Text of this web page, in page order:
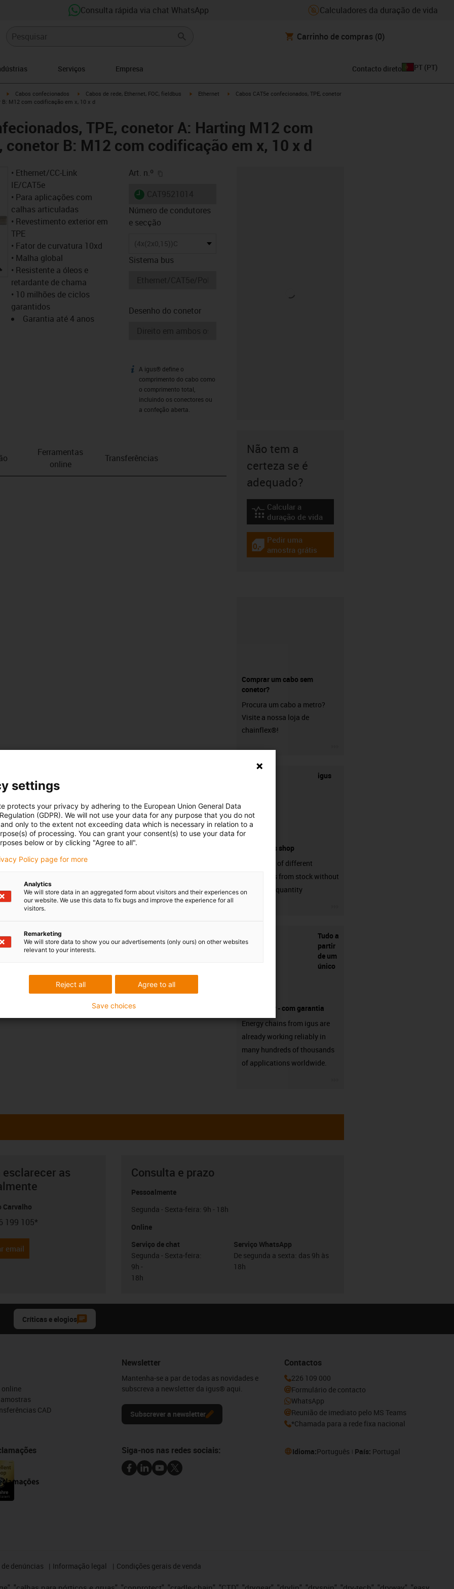
Consulta rápida via chat WhatsApp Calculadores da duração de vida
Carrinho de compras (0)
Serviços Empresa Contacto direto PT (PT)
igus-icon-arrow-right
Cabos confecionados igus-icon-arrow-right
Cabos de rede, Ethernet, FOC, fieldbus igus-icon-arrow-right
Ethernet igus-icon-arrow-right
Cabos CAT5e confecionados, TPE, conetor
M12 com codificação em x, 10 x d
TPE, conetor A: Harting M12 com
B: M12 com codificação em x, 10 x d
igus-icon-lupe
• Ethernet/CC-Link
IE/CAT5e
• Para aplicações com
calhas articuladas
• Revestimento exterior em
TPE
• Fator de curvatura 10xd
• Malha global
• Resistente a óleos e
retardante de chama
• 10 milhões de ciclos
garantidos
Garantia até 4 anos
Art. n.º
igus-icon-lieferzeit
Número de condutores
e secção
(4x(2x0,15))C
Sistema bus
Desenho do conetor
igus-icon-info
A igus® define o
comprimento do cabo como
o comprimento total,
incluindo os conectores ou
a confeção aberta.
Ferramentas
online
Transferências
Não tem a
certeza se é
adequado?
igus-icon-lebensdauerrechner
Calcular a
duração de vida
igus-icon-gratismuster
Pedir uma
amostra grátis
Comprar um cabo sem
conetor?
Procura um cabo a metro?
Visite a nossa loja de
chainflex®!
igus
connectors shop
big variaty of different
connectors from stock without
min. order quantity
Tudo a
partir
de um
único
fornecedor - com garantia
Energy chains from igus are
already working reliably in
many hundreds of thousands
of applications worldwide.
as
Carvalho
phone
199 105*
email
Consulta e prazo
Pessoalmente
Segunda - Sexta-feira: 9h - 18h
Online
Serviço de chat
Segunda - Sexta-feira:
9h -
18h
Serviço WhatsApp
De segunda a sexta: das 9h às
18h
Críticas e elogios
online
CAD
Newsletter
Mantenha-se a par de todas as novidades e
subscreva a newsletter da igus® aqui.
Subscrever a newsletter
Contactos
226 109 000
Formulário de contacto
WhatsApp
Reunião de imediato pelo MS Teams
*Chamada para a rede fixa nacional
Siga-nos nas redes sociais: Idioma:Português País: Portugal
denúncias Informação legal Condições gerais de venda
settings
protects your privacy by adhering to the European Union General Data
(GDPR). We will not use your data for any purpose that you do not
only to the extent not exceeding data which is necessary in relation to a
of processing. You can grant your consent(s) to use your data for
below or by clicking "Agree to all".
Policy page for more
Analytics
We will store data in an aggregated form about visitors and their experiences on
our website. We use this data to fix bugs and improve the experience for all
visitors.
Remarketing
We will store data to show you our advertisements (only ours) on other websites
relevant to your interests.
Agree to all
Reject all
Save choices